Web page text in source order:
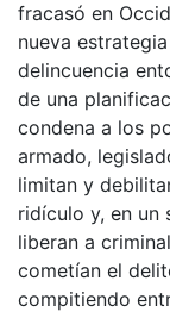
fracasó en
nueva
delincuencia
de una
condena a los
armado,
limitan y
ridículo y, en un
liberan a
cometían el
compitiendo